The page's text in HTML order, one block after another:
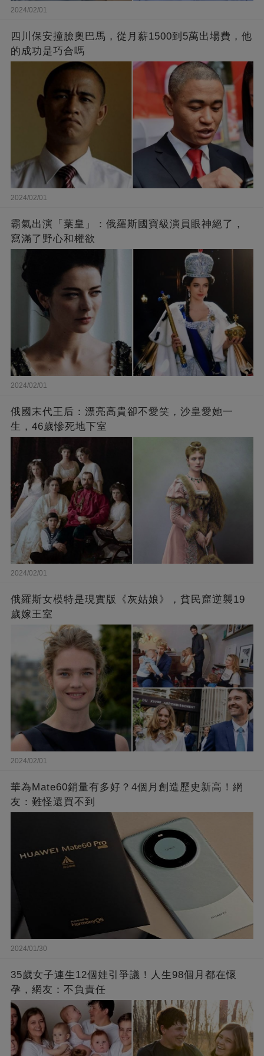
2024/02/01
四川保安撞臉奧巴馬，從月薪1500到5萬出場費，他
的成功是巧合嗎
2024/02/01
霸氣出演「葉皇」：俄羅斯國寶級演員眼神絕了，
寫滿了野心和權欲
2024/02/01
俄國末代王后：漂亮高貴卻不愛笑，沙皇愛她一
生，46歲慘死地下室
2024/02/01
俄羅斯女模特是現實版《灰姑娘》，貧民窟逆襲19
歲嫁王室
2024/02/01
華為Mate60銷量有多好？4個月創造歷史新高！網
友：難怪還買不到
2024/01/30
35歲女子連生12個娃引爭議！人生98個月都在懷
孕，網友：不負責任